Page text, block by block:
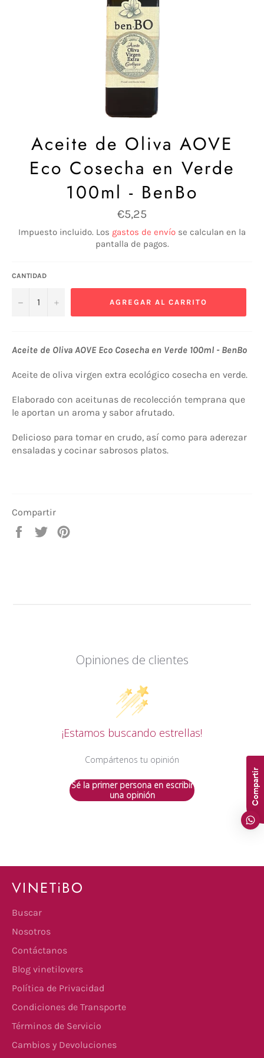
Aceite de Oliva AOVE
Eco Cosecha en Verde
100ml - BenBo
Precio
habitual
€5,25
Impuesto incluido. Los gastos de envío se calculan en la
pantalla de pagos.
CANTIDAD
− + AGREGAR AL CARRITO
Aceite de Oliva AOVE Eco Cosecha en Verde 100ml - BenBo
Aceite de oliva virgen extra ecológico cosecha en verde.
Elaborado con aceitunas de recolección temprana que
le aportan un aroma y sabor afrutado.
Delicioso para tomar en crudo, así como para aderezar
ensaladas y cocinar sabrosos platos.
Compartir
Compartir
Tuitear
Opiniones de clientes
¡Estamos buscando estrellas!
Compártenos tu opinión
Sé la primer persona en escribir
una opinión
VINETiBO
Buscar
Nosotros
Contáctanos
Blog vinetilovers
Política de Privacidad
Condiciones de Transporte
Términos de Servicio
Cambios y Devoluciones
Compartir